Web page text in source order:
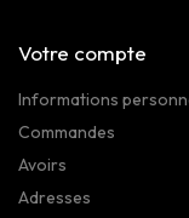
Votre compte
Informations
Commandes
Avoirs
Adresses